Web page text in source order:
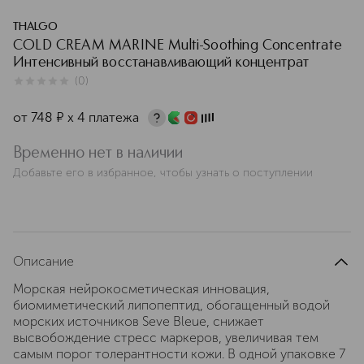
THALGO
COLD CREAM MARINE Multi-Soothing Concentrate
Интенсивный восстанавливающий концентрат
(0)
от 748 ¤ х 4 платежа
Временно нет в наличии
Добавьте его в избранное, чтобы узнать о поступлении
Описание
Морская нейрокосметическая инновация,
биомиметический липопептид, обогащенный водой
морских источников Seve Bleue, снижает
высвобождение стресс маркеров, увеличивая тем
самым порог толерантности кожи. В одной упаковке 7